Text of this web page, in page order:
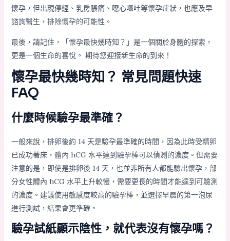
懷孕，但出現停經、乳房脹痛、噁心嘔吐等懷孕症狀，也應及早
諮詢醫生，排除懷孕的可能性。
最後，請記住，「懷孕最快幾時知？」是一個關於身體的探索，
更是一個生命的喜悅。 期待您迎接新生命的到來！
懷孕最快幾時知？ 常見問題快速
FAQ
什麼時候驗孕最準確？
一般來說，排卵後約 14 天是驗孕最準確的時間，因為此時受精卵
已成功著床，體內 hCG 水平達到驗孕棒可以偵測的濃度。但需要
注意的是，即使是排卵後 14 天，也並非所有人都能驗出懷孕，部
分女性體內 hCG 水平上升較慢，需要更長的時間才能達到可驗測
的濃度。建議使用敏感度較高的驗孕棒，並選擇早晨的第一泡尿
進行測試，結果會更準確。
驗孕試紙顯示陰性，就代表沒有懷孕嗎？